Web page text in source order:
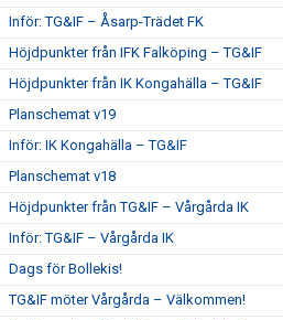
Inför: TG&IF – Åsarp-Trädet FK
Höjdpunkter från IFK Falköping – TG&IF
Höjdpunkter från IK Kongahälla – TG&IF
Planschemat v19
Inför: IK Kongahälla – TG&IF
Planschemat v18
Höjdpunkter från TG&IF – Vårgårda IK
Inför: TG&IF – Vårgårda IK
Dags för Bollekis!
TG&IF möter Vårgårda – Välkommen!